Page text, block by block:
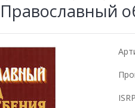
Православный